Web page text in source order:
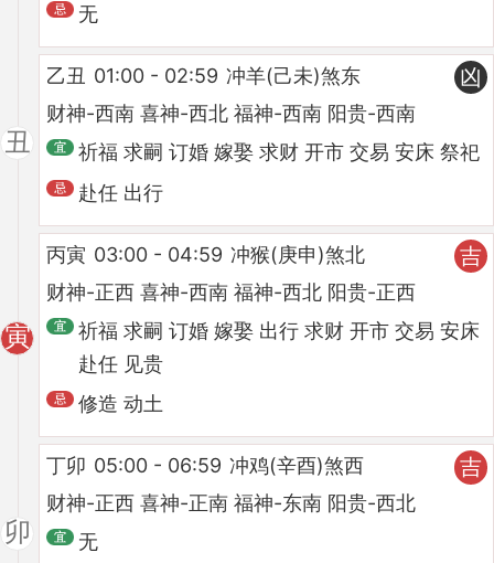
无
丑
乙丑 01:00 - 02:59 冲羊(己未)煞东
财神-西南 喜神-西北 福神-西南 阳贵-西南
祈福 求嗣 订婚 嫁娶 求财 开市 交易 安床 祭祀
赴任 出行
凶
寅
丙寅 03:00 - 04:59 冲猴(庚申)煞北
财神-正西 喜神-西南 福神-西北 阳贵-正西
祈福 求嗣 订婚 嫁娶 出行 求财 开市 交易 安床
赴任 见贵
修造 动土
吉
卯
丁卯 05:00 - 06:59 冲鸡(辛酉)煞西
财神-正西 喜神-正南 福神-东南 阳贵-西北
无
吉